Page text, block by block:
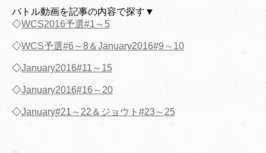
バトル動画を記事の内容で探す▼
◇WCS2016予選#1～5
◇WCS予選#6～8＆January2016#9～10
◇January2016#11～15
◇January2016#16～20
◇January#21～22＆ジョウト#23～25